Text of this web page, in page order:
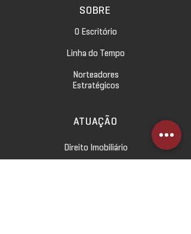
SOBRE
O Escritório
Linha do Tempo
Norteadores
Estratégicos
ATUAÇÃO
Direito Imobiliário